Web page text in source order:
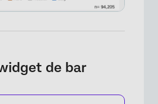
de bar